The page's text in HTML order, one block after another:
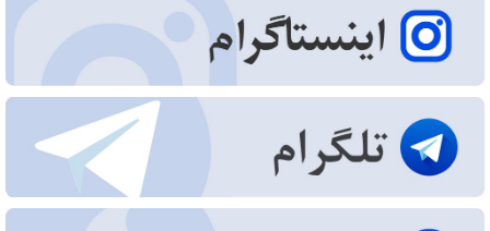
9:23 شهر آینده؛ جایی که فناوری در خدمت کیفیت زندگی شهروندان است
10:28 اراضی راه آهن در محدوده منطقه آزاد ارس ساماندهی می شود
14:41 عبور از بحران جنگ در سایه همدلی تمامی ارکان حکومت میسر شد
9:32
مجتمع امداد و نجات آزادراه تبریز-سهند در هفته دولت به بهره
‌برداری می‌ رسد
تبریز زیر فشار گرما و مصرف/ هشدار برق درباره روزهای سرنوشت‌ساز
تابستان